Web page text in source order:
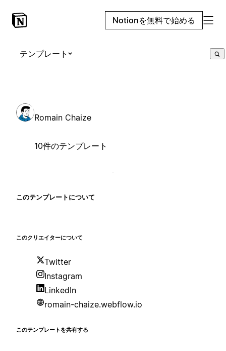
Notionを無料で始める
テンプレート
Romain Chaize
10件のテンプレート
このテンプレートについて
このクリエイターについて
Twitter
Instagram
LinkedIn
romain-chaize.webflow.io
このテンプレートを共有する